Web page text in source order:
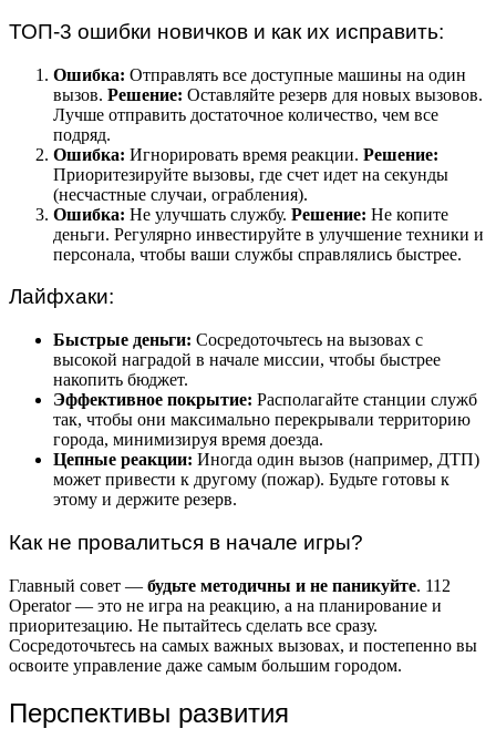
ТОП-3 ошибки новичков и как их исправить:
Ошибка: Отправлять все доступные машины на один
вызов. Решение: Оставляйте резерв для новых вызовов.
Лучше отправить достаточное количество, чем все
подряд.
Ошибка: Игнорировать время реакции. Решение:
Приоритезируйте вызовы, где счет идет на секунды
(несчастные случаи, ограбления).
Ошибка: Не улучшать службу. Решение: Не копите
деньги. Регулярно инвестируйте в улучшение техники и
персонала, чтобы ваши службы справлялись быстрее.
Лайфхаки:
Быстрые деньги: Сосредоточьтесь на вызовах с
высокой наградой в начале миссии, чтобы быстрее
накопить бюджет.
Эффективное покрытие: Располагайте станции служб
так, чтобы они максимально перекрывали территорию
города, минимизируя время доезда.
Цепные реакции: Иногда один вызов (например, ДТП)
может привести к другому (пожар). Будьте готовы к
этому и держите резерв.
Как не провалиться в начале игры?
Главный совет — будьте методичны и не паникуйте. 112
Operator — это не игра на реакцию, а на планирование и
приоритезацию. Не пытайтесь сделать все сразу.
Сосредоточьтесь на самых важных вызовах, и постепенно вы
освоите управление даже самым большим городом.
Перспективы развития